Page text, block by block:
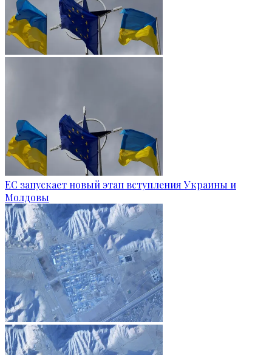
ЕС запускает новый этап вступления Украины и
Молдовы